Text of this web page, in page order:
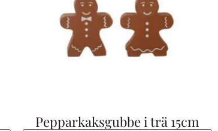
Pepparkaksgubbe i trä 15cm